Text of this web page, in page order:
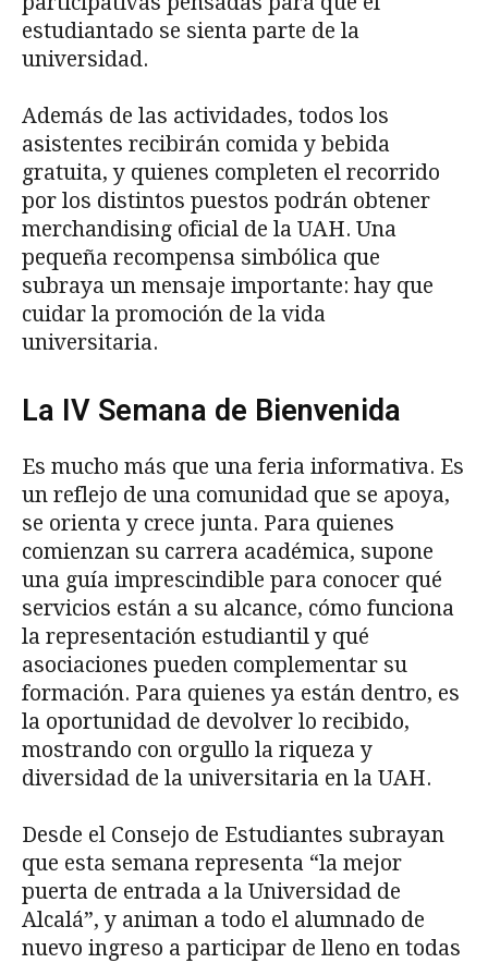
estudiantado se sienta parte de la
universidad.
Además de las actividades, todos los
asistentes recibirán comida y bebida
gratuita, y quienes completen el recorrido
por los distintos puestos podrán obtener
merchandising oficial de la UAH. Una
pequeña recompensa simbólica que
subraya un mensaje importante: hay que
cuidar la promoción de la vida
universitaria.
La IV Semana de Bienvenida
Es mucho más que una feria informativa. Es
un reflejo de una comunidad que se apoya,
se orienta y crece junta. Para quienes
comienzan su carrera académica, supone
una guía imprescindible para conocer qué
servicios están a su alcance, cómo funciona
la representación estudiantil y qué
asociaciones pueden complementar su
formación. Para quienes ya están dentro, es
la oportunidad de devolver lo recibido,
mostrando con orgullo la riqueza y
diversidad de la universitaria en la UAH.
Desde el Consejo de Estudiantes subrayan
que esta semana representa “la mejor
puerta de entrada a la Universidad de
Alcalá”, y animan a todo el alumnado de
nuevo ingreso a participar de lleno en todas